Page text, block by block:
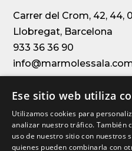
Carrer del Crom, 42, 44,
Llobregat, Barcelona
933 36 36 90
Financiado por la Unión
Ese sitio web utiliza
Utilizamos cookies para
analizar nuestro tráfico. También
uso de nuestro sitio con nuestros
quienes pueden combinarla con